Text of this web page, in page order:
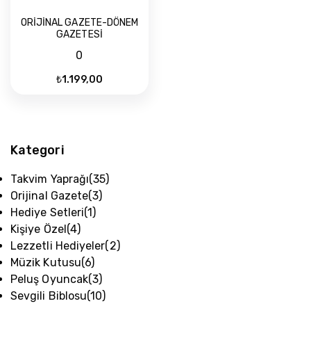
Kategori
Takvim Yaprağı(35)
Orijinal Gazete(3)
Hediye Setleri(1)
Kişiye Özel(4)
Lezzetli Hediyeler(2)
Müzik Kutusu(6)
Peluş Oyuncak(3)
Sevgili Biblosu(10)
ORİJİNAL GAZETE-DÖNEM
GAZETESİ
0
₺1.199,00